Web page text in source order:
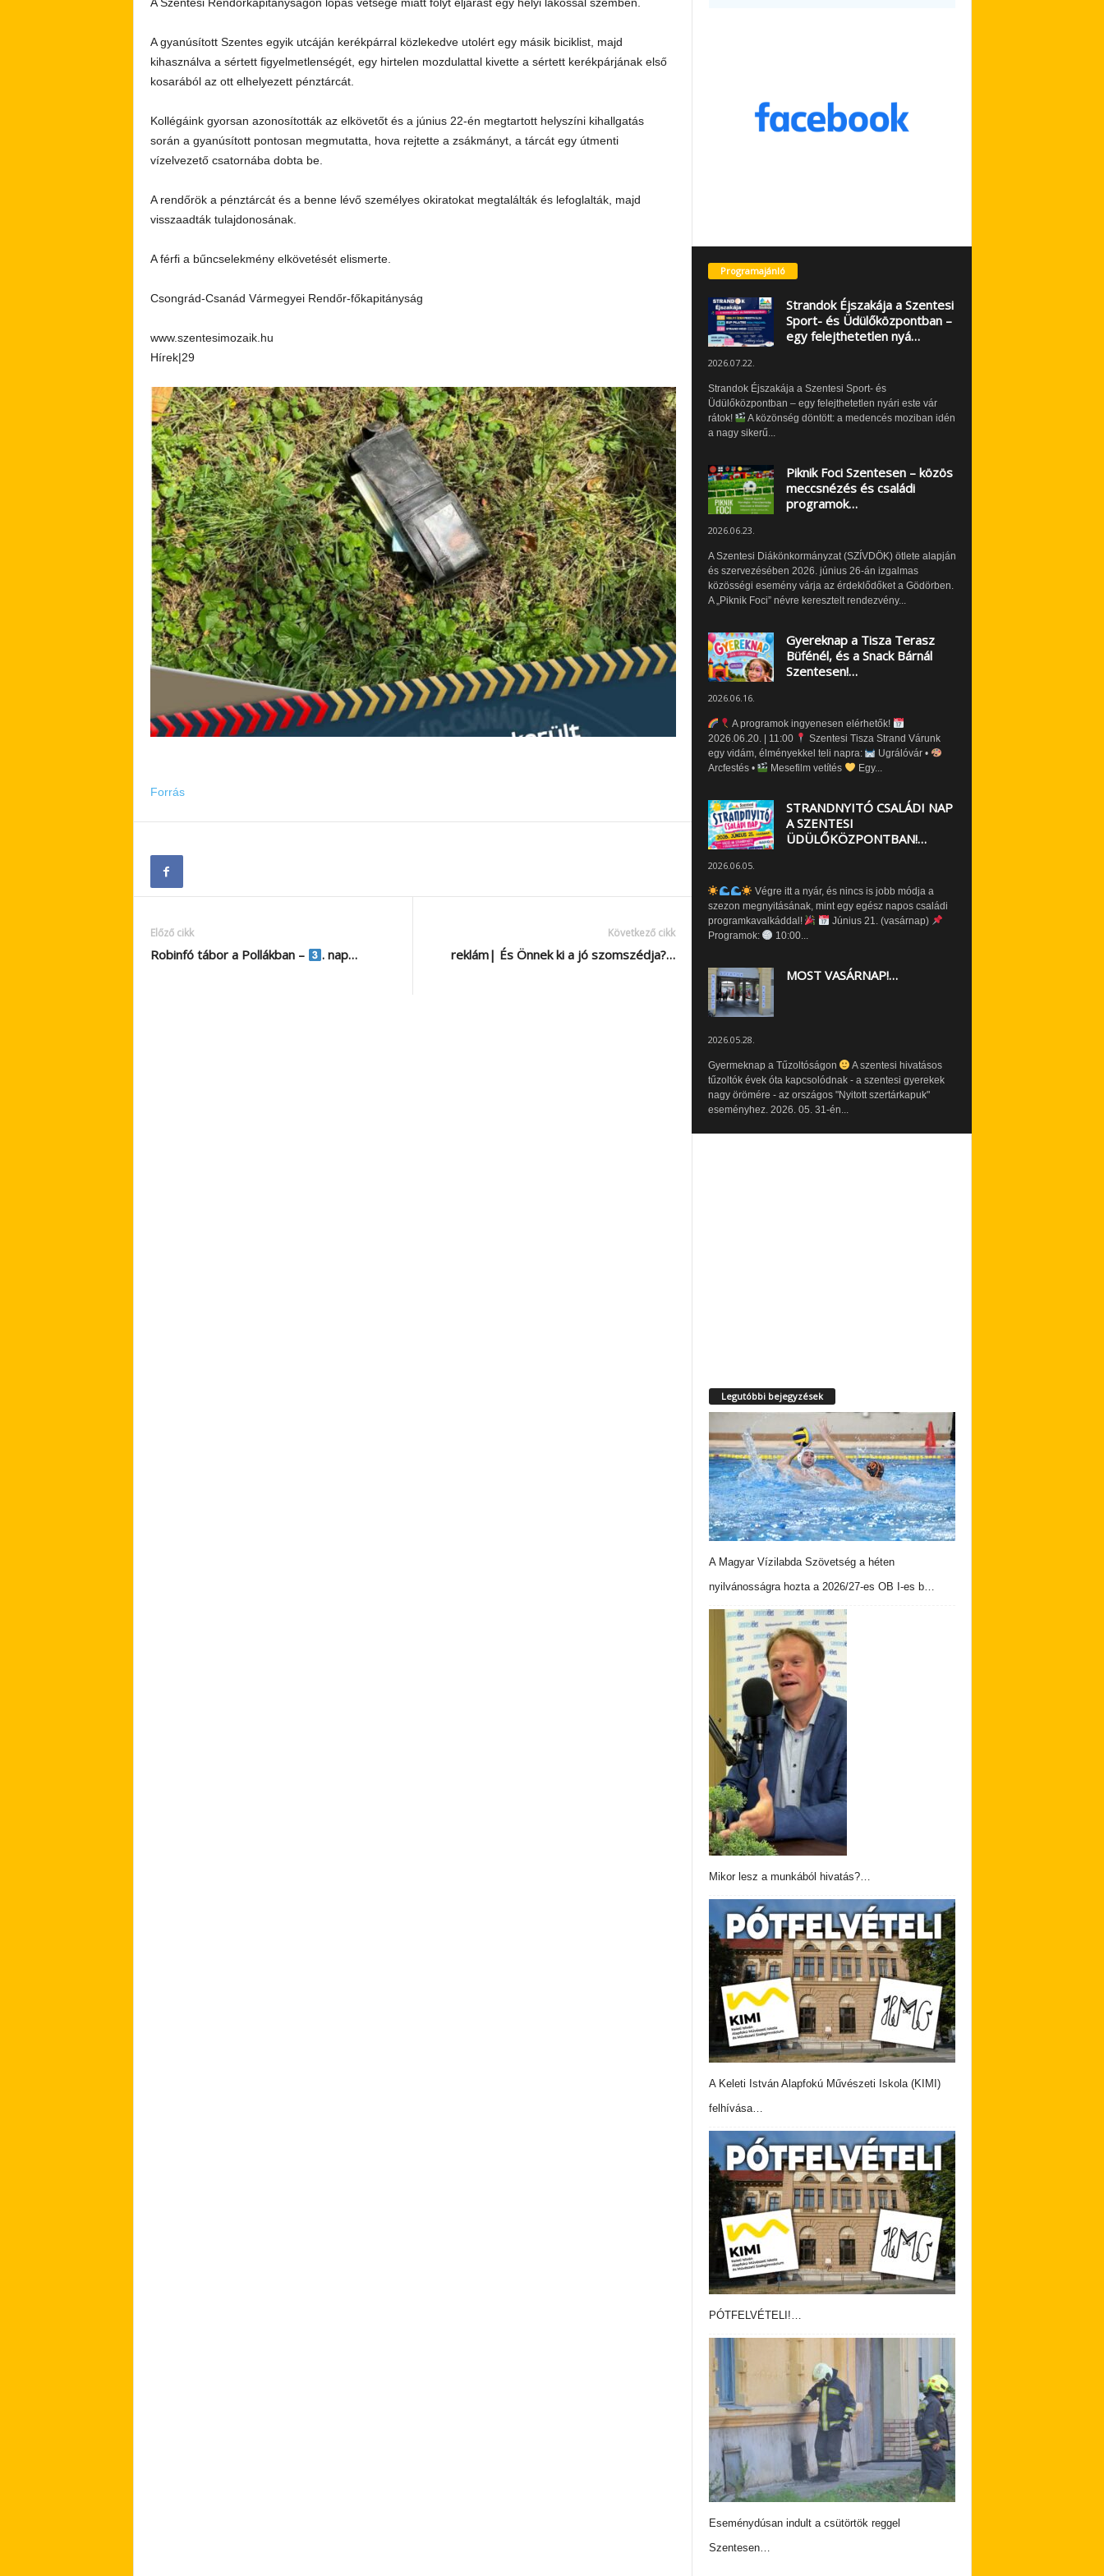
A gyanúsított Szentes egyik utcáján kerékpárral közlekedve utolért egy másik biciklist, majd
kihasználva a sértett figyelmetlenségét, egy hirtelen mozdulattal kivette a sértett kerékpárjának első
kosarából az ott elhelyezett pénztárcát.
Kollégáink gyorsan azonosították az elkövetőt és a június 22-én megtartott helyszíni kihallgatás
során a gyanúsított pontosan megmutatta, hova rejtette a zsákmányt, a tárcát egy útmenti
vízelvezető csatornába dobta be.
A rendőrök a pénztárcát és a benne lévő személyes okiratokat megtalálták és lefoglalták, majd
visszaadták tulajdonosának.
A férfi a bűncselekmény elkövetését elismerte.
Csongrád-Csanád Vármegyei Rendőr-főkapitányság
www.szentesimozaik.hu
Hírek|29
Forrás
Előző cikk
Robinfó tábor a Pollákban – . nap…
Következő cikk
reklám| És Önnek ki a jó szomszédja?…
Programajánló
Strandok Éjszakája a Szentesi
Sport- és Üdülőközpontban –
egy felejthetetlen nyá…
2026.07.22.
Strandok Éjszakája a Szentesi Sport- és
Üdülőközpontban – egy felejthetetlen nyári este vár
rátok!
A közönség döntött: a medencés moziban idén
a nagy sikerű...
Piknik Foci Szentesen – közös
meccsnézés és családi
programok…
2026.06.23.
A Szentesi Diákönkormányzat (SZÍVDÖK) ötlete alapján
és szervezésében 2026. június 26-án izgalmas
közösségi esemény várja az érdeklődőket a Gödörben.
A „Piknik Foci” névre keresztelt rendezvény...
Gyereknap a Tisza Terasz
Büfénél, és a Snack Bárnál
Szentesen!…
2026.06.16.
A programok ingyenesen elérhetők!
2026.06.20. | 11:00
Szentesi Tisza Strand Várunk
egy vidám, élményekkel teli napra:
Ugrálóvár •
Arcfestés •
Mesefilm vetítés Egy...
STRANDNYITÓ CSALÁDI NAP
A SZENTESI
ÜDÜLŐKÖZPONTBAN!…
2026.06.05.
Végre itt a nyár, és nincs is jobb módja a
szezon megnyitásának, mint egy egész napos családi
programkavalkáddal!
Június 21. (vasárnap)
Programok:
10:00...
MOST VASÁRNAP!…
2026.05.28.
Gyermeknap a Tűzoltóságon
A szentesi hivatásos
tűzoltók évek óta kapcsolódnak - a szentesi gyerekek
nagy örömére - az országos "Nyitott szertárkapuk"
eseményhez. 2026. 05. 31-én...
Legutóbbi bejegyzések
A Magyar Vízilabda Szövetség a héten
nyilvánosságra hozta a 2026/27-es OB I-es b…
Mikor lesz a munkából hivatás?…
A Keleti István Alapfokú Művészeti Iskola (KIMI)
felhívása…
PÓTFELVÉTELI!…
Eseménydúsan indult a csütörtök reggel
Szentesen…